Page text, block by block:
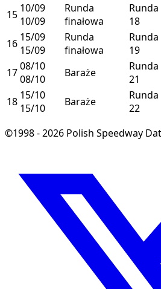
15 10/09
10/09
Runda
finałowa
Runda
18
16 15/09
15/09
Runda
finałowa
Runda
19
1708/10
08/10
Baraże
Runda
21
18 15/10
15/10
Baraże
Runda
22
©1998 - 2026 Polish Speedway